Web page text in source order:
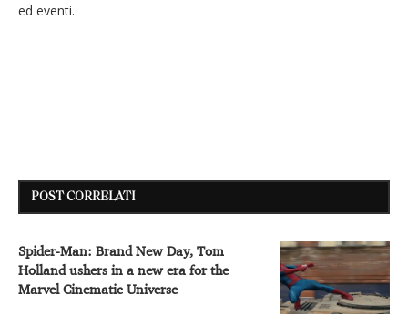
ed eventi.
POST CORRELATI
Spider-Man: Brand New Day, Tom
Holland ushers in a new era for the
Marvel Cinematic Universe